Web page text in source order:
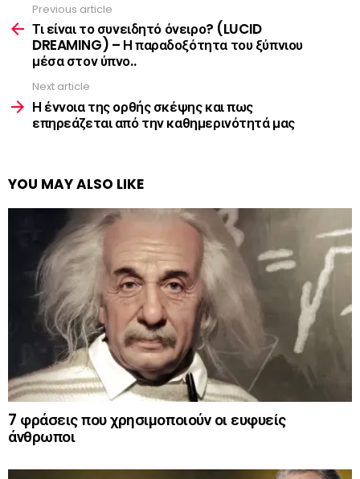
more
Previous article
Τι είναι το συνειδητό όνειρο? (LUCID
DREAMING) – Η παραδοξότητα του ξύπνιου
μέσα στον ύπνο..
Next article
Η έννοια της ορθής σκέψης και πως
επηρεάζεται από την καθημερινότητά μας
YOU MAY ALSO LIKE
7 φράσεις που χρησιμοποιούν οι ευφυείς
άνθρωποι